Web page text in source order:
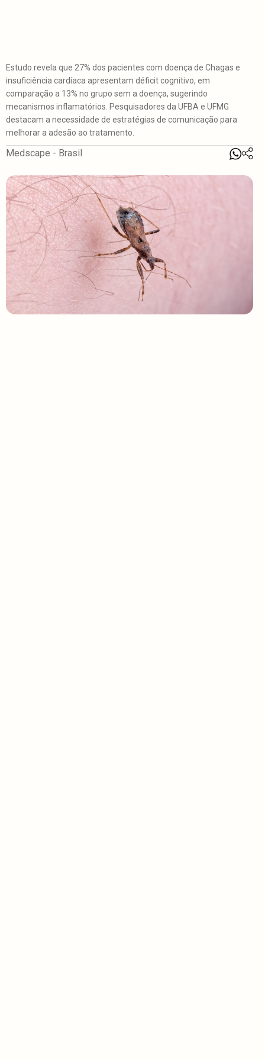
Estudo revela que 27% dos pacientes com doença de Chagas e
insuficiência cardíaca apresentam déficit cognitivo, em
comparação a 13% no grupo sem a doença, sugerindo
mecanismos inflamatórios. Pesquisadores da UFBA e UFMG
destacam a necessidade de estratégias de comunicação para
melhorar a adesão ao tratamento.
Medscape - Brasil